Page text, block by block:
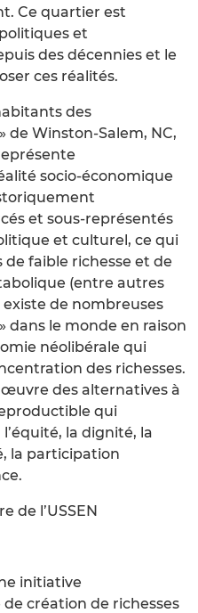
Ce quartier est
et
des décennies et le
ces réalités.
des
de Winston-Salem, NC,
socio-économique
et sous-représentés
et culturel, ce qui
faible richesse et de
(entre autres
de nombreuses
dans le monde en raison
néolibérale qui
des richesses.
des alternatives à
qui
la dignité, la
la participation
de l’USSEN
initiative
création de richesses